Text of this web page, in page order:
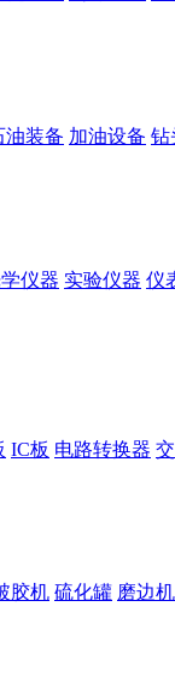
油装备 加油设备 钻
仪器 实验仪器 仪
IC板 电路转换器
胶机 硫化罐 磨边机